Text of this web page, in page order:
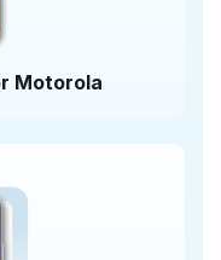
Motorola